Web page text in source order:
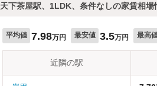
天下茶屋駅、1LDK、条件なしの家賃相場
平均値 7.98万円 最安値 3.5万円 最高
近隣の駅